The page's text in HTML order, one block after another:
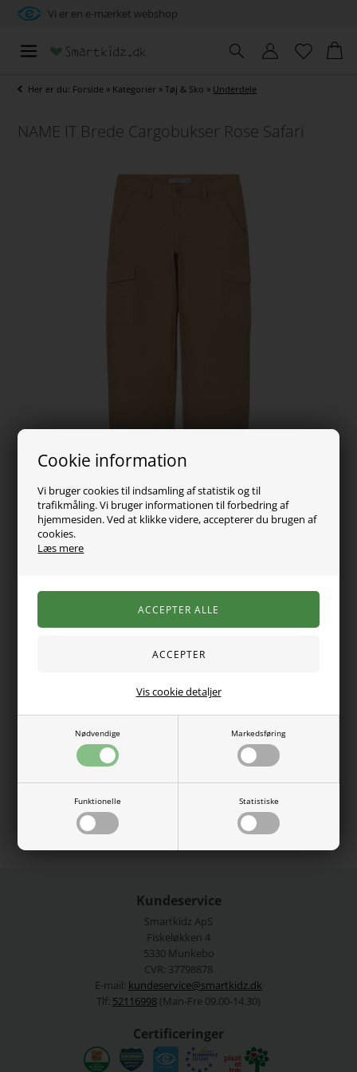
Cookie information
Vi bruger cookies til indsamling af statistik og til
trafikmåling. Vi bruger informationen til forbedring af
hjemmesiden. Ved at klikke videre, accepterer du brugen af
cookies.
Læs mere
Nødvendige Markedsføring
Funktionelle Statistiske
Vis cookie detaljer
Vi er en e-mærket webshop
Her er du: Forside » Kategorier »Tøj & Sko » Underdele
NAME IT Brede Cargobukser Rose Safari
259,00
Super fede cargobukser fra Name it i lækker brun farve.
Størrelsen kan justeres indvendig i livet.
98% bomuld, 2% elastan.
Vaskes ved 40 grader.
Varenummer:13220718-4281497
Kundeservice
Smartkidz ApS
Fiskeløkken 4
5330 Munkebo
CVR: 37798878
E-mail: kundeservice@smartkidz.dk
Tlf: 52116998 (Man-Fre 09.00-14.30)
Certificeringer